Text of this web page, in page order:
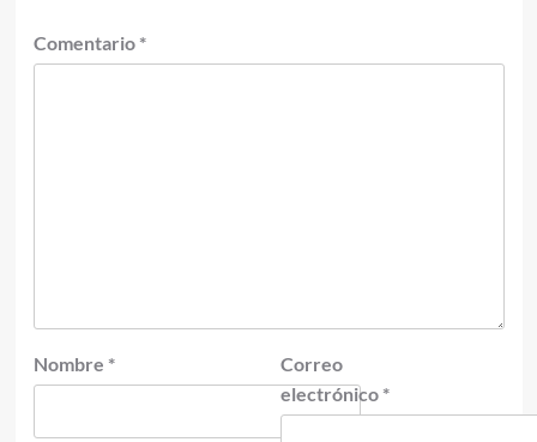
Comentario *
Nombre *
Correo
electrónico *